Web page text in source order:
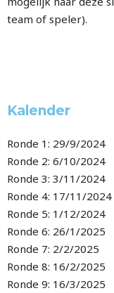
team of speler).
Kalender
Ronde 1: 29/9/2024
Ronde 2: 6/10/2024
Ronde 3: 3/11/2024
Ronde 4: 17/11/2024
Ronde 5: 1/12/2024
Ronde 6: 26/1/2025
Ronde 7: 2/2/2025
Ronde 8: 16/2/2025
Ronde 9: 16/3/2025